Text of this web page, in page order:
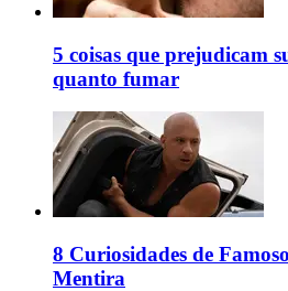
5 coisas que prejudicam
quanto fumar
8 Curiosidades de
Mentira